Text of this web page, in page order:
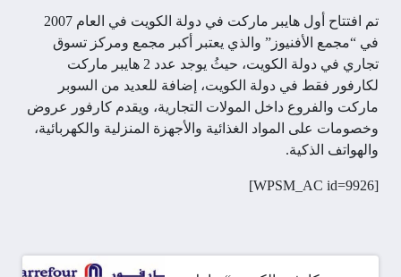
تم افتتاح أول هايبر ماركت في دولة الكويت في العام 2007
في “مجمع الأفنيوز” والذي يعتبر أكبر مجمع ومركز تسوق
تجاري في دولة الكويت، حيثُ يوجد عدد 2 هايبر ماركت
لكارفور فقط في دولة الكويت، إضافة للعديد من السوبر
ماركت و الفروع داخل المولات التجارية، ويقدم كارفور
عروض
وخصومات على المواد الغذائية والأجهزة المنزلية والكهربائية،
والهواتف الذكية.
[WPSM_AC id=9926]